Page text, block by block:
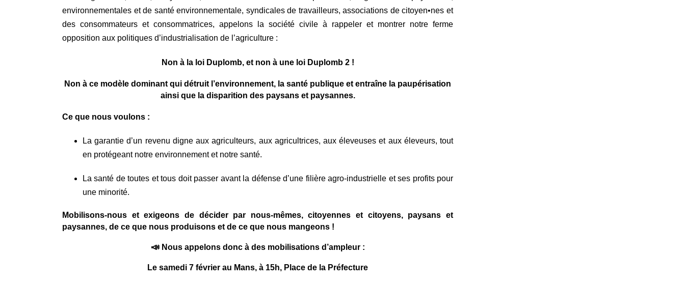
environnementales et de santé environnementale, syndicales de travailleurs, associations decitoyen•nes et
des consommateurs et consommatrices, appelons la société civile à rappeler et montrer notre ferme
opposition aux politiques d’industrialisation de l’agriculture :
Non à la loi Duplomb, et non à une loi Duplomb 2 !
Non à ce modèle dominant qui détruit l’environnement, la santé publique et entraîne la paupérisation
ainsi que la disparition des paysans et paysannes.
Ce que nous voulons :
La garantie d’un revenu digne aux agriculteurs, aux agricultrices, aux éleveuses et aux éleveurs, tout
en protégeant notre environnement et notre santé.
La santé de toutes et tous doit passer avant la défense d’une filière agro-industrielle et ses profits pour
une minorité.
Mobilisons-nous et exigeons de décider par nous-mêmes, citoyennes et citoyens, paysans et
paysannes, de ce que nous produisons et de ce que nous mangeons !
📣 Nous appelons donc à des mobilisations d’ampleur :
Le samedi 7 février au Mans, à 15h, Place de la Préfecture